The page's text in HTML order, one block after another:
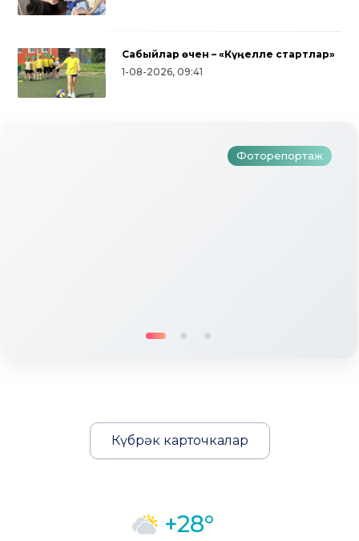
Сабыйлар өчен – «Күңелле стартлар»
1-08-2026, 09:41
Фоторепортаж
Түбән Кама районында тугызынчы
тапкыр «Авылым хуҗабикәсе»
бәйгесе узды
Күбрәк карточкалар
+28°